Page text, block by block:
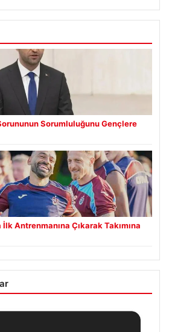
Sorumluluğunu Gençlere
Antrenmanına Çıkarak Takımına